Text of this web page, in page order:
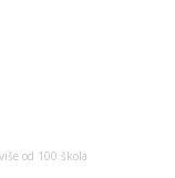
od 100 škola